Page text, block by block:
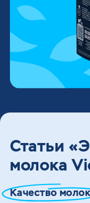
Статьи
молока
Качество